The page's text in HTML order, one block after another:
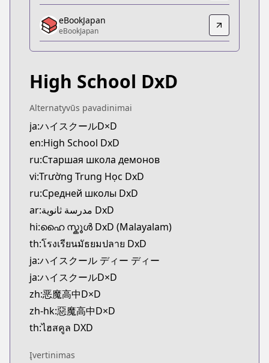
Anime-Planet
https://www.anime-planet.com/manga/high-
eBookJapan
eBookJapan
Kitsu
Kitsu
https://kitsu.app/manga/1641
CDJapan
CDJapan
https://www.anime-planet.com/manga/https://
MangaUpdates
MangaUpdates
https://www.mangaupdates.com/
novelUpdates
novelUpdates
https://www.novelupdates.com/series/high-
Book☆Walker
https://bookwalker.jp/series/1362/list
Official English
Official English
https://yenpress.com/high-school-dxd/
eBookJapan
eBookJapan
High School DxD
Alternatyvūs pavadinimai
ja:ハイスクールD×D
en:High School DxD
ru:Старшая школа демонов
vi:Trường Trung Học DxD
ru:Cредней школы DxD
ar:مدرسة ثانوية DxD
hi:ഹൈ സ്കൂൾ DxD (Malayalam)
th:โรงเรียนมัธยมปลาย DxD
ja:ハイスクール ディー ディー
ja:ハイスクールD×D
zh:恶魔高中D×D
zh-hk:惡魔高中D×D
th:ไฮสคูล DXD
Įvertinimas